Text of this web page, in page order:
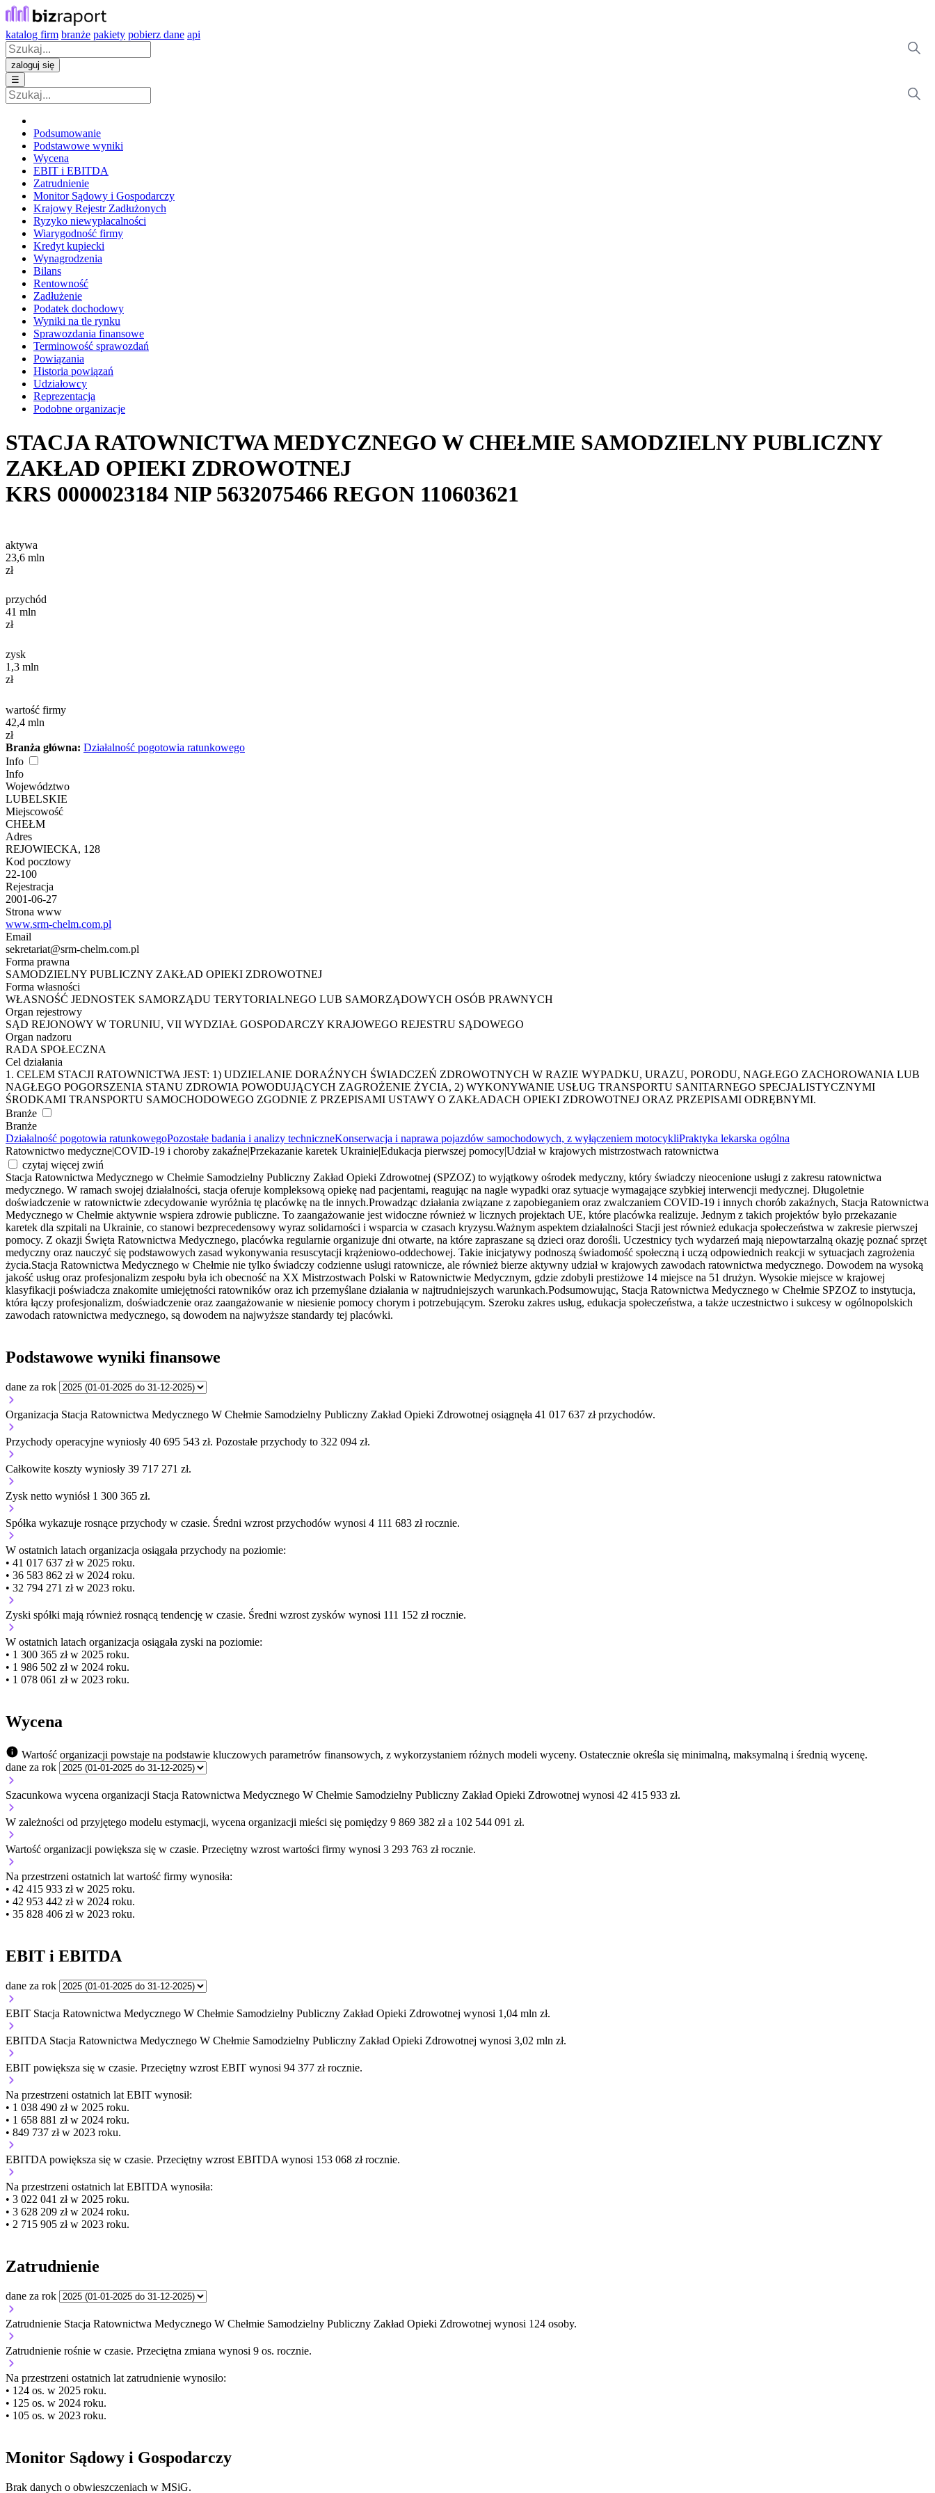
katalog firm branże pakiety pobierz dane api
zaloguj się
☰
Podsumowanie
Podstawowe wyniki
Wycena
EBIT i EBITDA
Zatrudnienie
Monitor Sądowy i Gospodarczy
Krajowy Rejestr Zadłużonych
Ryzyko niewypłacalności
Wiarygodność firmy
Kredyt kupiecki
Wynagrodzenia
Bilans
Rentowność
Zadłużenie
Podatek dochodowy
Wyniki na tle rynku
Sprawozdania finansowe
Terminowość sprawozdań
Powiązania
Historia powiązań
Udziałowcy
Reprezentacja
Podobne organizacje
STACJA RATOWNICTWA MEDYCZNEGO W CHEŁMIE SAMODZIELNY PUBLICZNY
ZAKŁAD OPIEKI ZDROWOTNEJ
KRS 0000023184 NIP 5632075466 REGON 110603621
aktywa
23,6 mln
zł
przychód
41 mln
zł
zysk
1,3 mln
zł
wartość firmy
42,4 mln
zł
Branża główna: Działalność pogotowia ratunkowego
Info
Info
Województwo
LUBELSKIE
Miejscowość
CHEŁM
Adres
REJOWIECKA, 128
Kod pocztowy
22-100
Rejestracja
2001-06-27
Strona www
www.srm-chelm.com.pl
Email
sekretariat@srm-chelm.com.pl
Forma prawna
SAMODZIELNY PUBLICZNY ZAKŁAD OPIEKI ZDROWOTNEJ
Forma własności
WŁASNOŚĆ JEDNOSTEK SAMORZĄDU TERYTORIALNEGO LUB SAMORZĄDOWYCH OSÓB PRAWNYCH
Organ rejestrowy
SĄD REJONOWY W TORUNIU, VII WYDZIAŁ GOSPODARCZY KRAJOWEGO REJESTRU SĄDOWEGO
Organ nadzoru
RADA SPOŁECZNA
Cel działania
1. CELEM STACJI RATOWNICTWA JEST: 1) UDZIELANIE DORAŹNYCH ŚWIADCZEŃ ZDROWOTNYCH W RAZIE WYPADKU, URAZU, PORODU, NAGŁEGO ZACHOROWANIA LUB
NAGŁEGO POGORSZENIA STANU ZDROWIA POWODUJĄCYCH ZAGROŻENIE ŻYCIA, 2) WYKONYWANIE USŁUG TRANSPORTU SANITARNEGO SPECJALISTYCZNYMI
ŚRODKAMI TRANSPORTU SAMOCHODOWEGO ZGODNIE Z PRZEPISAMI USTAWY O ZAKŁADACH OPIEKI ZDROWOTNEJ ORAZ PRZEPISAMI ODRĘBNYMI.
Branże
Branże
Działalność pogotowia ratunkowegoPozostałe badania i analizy techniczneKonserwacja i naprawa pojazdów samochodowych, z wyłączeniem motocykliPraktyka lekarska ogólna
Ratownictwo medyczneCOVID-19 i choroby zakaźnePrzekazanie karetek UkrainieEdukacja pierwszej pomocyUdział w krajowych mistrzostwach ratownictwa
czytaj więcej zwiń
Stacja Ratownictwa Medycznego w Chełmie Samodzielny Publiczny Zakład Opieki Zdrowotnej (SPZOZ) to wyjątkowy ośrodek medyczny, który świadczy nieocenione usługi z zakresu ratownictwa
medycznego. W ramach swojej działalności, stacja oferuje kompleksową opiekę nad pacjentami, reagując na nagłe wypadki oraz sytuacje wymagające szybkiej interwencji medycznej. Długoletnie
doświadczenie w ratownictwie zdecydowanie wyróżnia tę placówkę na tle innych.Prowadząc działania związane z zapobieganiem oraz zwalczaniem COVID-19 i innych chorób zakaźnych, Stacja Ratownictwa
Medycznego w Chełmie aktywnie wspiera zdrowie publiczne. To zaangażowanie jest widoczne również w licznych projektach UE, które placówka realizuje. Jednym z takich projektów było przekazanie
karetek dla szpitali na Ukrainie, co stanowi bezprecedensowy wyraz solidarności i wsparcia w czasach kryzysu.Ważnym aspektem działalności Stacji jest również edukacja społeczeństwa w zakresie pierwszej
pomocy. Z okazji Święta Ratownictwa Medycznego, placówka regularnie organizuje dni otwarte, na które zapraszane są dzieci oraz dorośli. Uczestnicy tych wydarzeń mają niepowtarzalną okazję poznać sprzęt
medyczny oraz nauczyć się podstawowych zasad wykonywania resuscytacji krążeniowo-oddechowej. Takie inicjatywy podnoszą świadomość społeczną i uczą odpowiednich reakcji w sytuacjach zagrożenia
życia.Stacja Ratownictwa Medycznego w Chełmie nie tylko świadczy codzienne usługi ratownicze, ale również bierze aktywny udział w krajowych zawodach ratownictwa medycznego. Dowodem na wysoką
jakość usług oraz profesjonalizm zespołu była ich obecność na XX Mistrzostwach Polski w Ratownictwie Medycznym, gdzie zdobyli prestiżowe 14 miejsce na 51 drużyn. Wysokie miejsce w krajowej
klasyfikacji poświadcza znakomite umiejętności ratowników oraz ich przemyślane działania w najtrudniejszych warunkach.Podsumowując, Stacja Ratownictwa Medycznego w Chełmie SPZOZ to instytucja,
która łączy profesjonalizm, doświadczenie oraz zaangażowanie w niesienie pomocy chorym i potrzebującym. Szeroku zakres usług, edukacja społeczeństwa, a także uczestnictwo i sukcesy w ogólnopolskich
zawodach ratownictwa medycznego, są dowodem na najwyższe standardy tej placówki.
Podstawowe wyniki finansowe
dane za rok
Organizacja Stacja Ratownictwa Medycznego W Chełmie Samodzielny Publiczny Zakład Opieki Zdrowotnej osiągnęła 41 017 637 zł przychodów.
Przychody operacyjne wyniosły 40 695 543 zł. Pozostałe przychody to 322 094 zł.
Całkowite koszty wyniosły 39 717 271 zł.
Zysk netto wyniósł 1 300 365 zł.
Spółka wykazuje rosnące przychody w czasie. Średni wzrost przychodów wynosi 4 111 683 zł rocznie.
W ostatnich latach organizacja osiągała przychody na poziomie:
• 41 017 637 zł w 2025 roku.
• 36 583 862 zł w 2024 roku.
• 32 794 271 zł w 2023 roku.
Zyski spółki mają również rosnącą tendencję w czasie. Średni wzrost zysków wynosi 111 152 zł rocznie.
W ostatnich latach organizacja osiągała zyski na poziomie:
• 1 300 365 zł w 2025 roku.
• 1 986 502 zł w 2024 roku.
• 1 078 061 zł w 2023 roku.
Wycena
Wartość organizacji powstaje na podstawie kluczowych parametrów finansowych, z wykorzystaniem różnych modeli wyceny. Ostatecznie określa się minimalną, maksymalną i średnią wycenę.
dane za rok
Szacunkowa wycena organizacji Stacja Ratownictwa Medycznego W Chełmie Samodzielny Publiczny Zakład Opieki Zdrowotnej wynosi 42 415 933 zł.
W zależności od przyjętego modelu estymacji, wycena organizacji mieści się pomiędzy 9 869 382 zł a 102 544 091 zł.
Wartość organizacji powiększa się w czasie. Przeciętny wzrost wartości firmy wynosi 3 293 763 zł rocznie.
Na przestrzeni ostatnich lat wartość firmy wynosiła:
• 42 415 933 zł w 2025 roku.
• 42 953 442 zł w 2024 roku.
• 35 828 406 zł w 2023 roku.
EBIT i EBITDA
dane za rok
EBIT Stacja Ratownictwa Medycznego W Chełmie Samodzielny Publiczny Zakład Opieki Zdrowotnej wynosi 1,04 mln zł.
EBITDA Stacja Ratownictwa Medycznego W Chełmie Samodzielny Publiczny Zakład Opieki Zdrowotnej wynosi 3,02 mln zł.
EBIT powiększa się w czasie. Przeciętny wzrost EBIT wynosi 94 377 zł rocznie.
Na przestrzeni ostatnich lat EBIT wynosił:
• 1 038 490 zł w 2025 roku.
• 1 658 881 zł w 2024 roku.
• 849 737 zł w 2023 roku.
EBITDA powiększa się w czasie. Przeciętny wzrost EBITDA wynosi 153 068 zł rocznie.
Na przestrzeni ostatnich lat EBITDA wynosiła:
• 3 022 041 zł w 2025 roku.
• 3 628 209 zł w 2024 roku.
• 2 715 905 zł w 2023 roku.
Zatrudnienie
dane za rok
Zatrudnienie Stacja Ratownictwa Medycznego W Chełmie Samodzielny Publiczny Zakład Opieki Zdrowotnej wynosi 124 osoby.
Zatrudnienie rośnie w czasie. Przeciętna zmiana wynosi 9 os. rocznie.
Na przestrzeni ostatnich lat zatrudnienie wynosiło:
• 124 os. w 2025 roku.
• 125 os. w 2024 roku.
• 105 os. w 2023 roku.
Monitor Sądowy i Gospodarczy
Brak danych o obwieszczeniach w MSiG.